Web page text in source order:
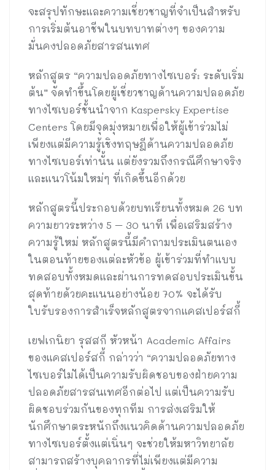
จะสรุปทักษะและความเชี่ยวชาญที่จำเป็นสำหรับ
การเริ่มต้นอาชีพในบทบาทต่างๆ ของความ
มั่นคงปลอดภัยสารสนเทศ
หลักสูตร “ความปลอดภัยทางไซเบอร์: ระดับเริ่ม
ต้น” จัดทำขึ้นโดยผู้เชี่ยวชาญด้านความปลอดภัย
ทางไซเบอร์ชั้นนำจาก Kaspersky Expertise
Centers โดยมีจุดมุ่งหมายเพื่อให้ผู้เข้าร่วมไม่
เพียงแต่มีความรู้เชิงทฤษฎีด้านความปลอดภัย
ทางไซเบอร์เท่านั้น แต่ยังรวมถึงกรณีศึกษาจริง
และแนวโน้มใหม่ๆ ที่เกิดขึ้นอีกด้วย
หลักสูตรนี้ประกอบด้วยบทเรียนทั้งหมด 26 บท
ความยาวระหว่าง 5 – 30 นาที เพื่อเสริมสร้าง
ความรู้ใหม่ หลักสูตรนี้มีคำถามประเมินตนเอง
ในตอนท้ายของแต่ละหัวข้อ ผู้เข้าร่วมที่ทำแบบ
ทดสอบทั้งหมดและผ่านการทดสอบประเมินขั้น
สุดท้ายด้วยคะแนนอย่างน้อย 70% จะได้รับ
ใบรับรองการสำเร็จหลักสูตรจากแคสเปอร์สกี้
เยฟเกนิยา รุสสกี หัวหน้า Academic Affairs
ของแคสเปอร์สกี้ กล่าวว่า “ความปลอดภัยทาง
ไซเบอร์ไม่ได้เป็นความรับผิดชอบของฝ่ายความ
ปลอดภัยสารสนเทศอีกต่อไป แต่เป็นความรับ
ผิดชอบร่วมกันของทุกทีม การส่งเสริมให้
นักศึกษาตระหนักถึงแนวคิดด้านความปลอดภัย
ทางไซเบอร์ตั้งแต่เนิ่นๆ จะช่วยให้มหาวิทยาลัย
สามารถสร้างบุคลากรที่ไม่เพียงแต่มีความ